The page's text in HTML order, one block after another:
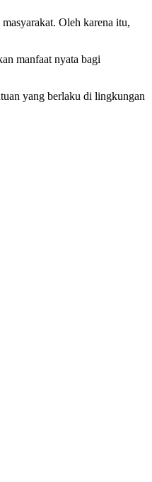
Oleh karena itu,
manfaat nyata bagi
yang berlaku di lingkungan